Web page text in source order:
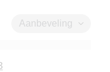
Aanbeveling